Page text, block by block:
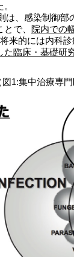
は、感染制御
で、 院内での
来的には内科診
臨床・基礎研
図1:集中治療専